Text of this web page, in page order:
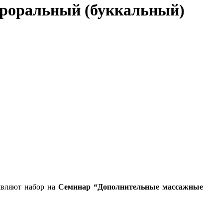
(буккальный)
набор на Семинар “Дополнительные массажные